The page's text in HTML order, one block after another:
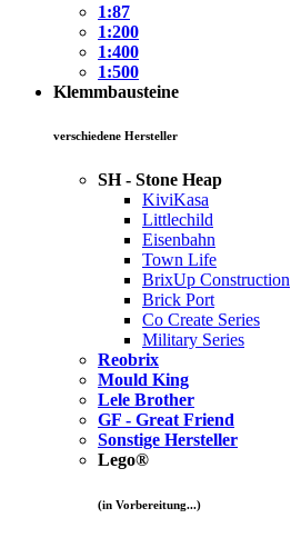
1:87
1:200
1:400
1:500
Klemmbausteine
verschiedene Hersteller
SH - Stone Heap
KiviKasa
Littlechild
Eisenbahn
Town Life
BrixUp Construction
Brick Port
Co Create Series
Military Series
Reobrix
Mould King
Lele Brother
GF - Great Friend
Sonstige Hersteller
Lego®
(in Vorbereitung...)